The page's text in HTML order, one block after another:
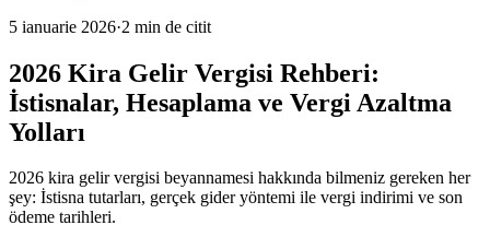
5 ianuarie 2026·2 min de citit
2026 Kira Gelir Vergisi Rehberi:
İstisnalar, Hesaplama ve Vergi Azaltma
Yolları
2026 kira gelir vergisi beyannamesi hakkında bilmeniz gereken her
şey: İstisna tutarları, gerçek gider yöntemi ile vergi indirimi ve son
ödeme tarihleri.